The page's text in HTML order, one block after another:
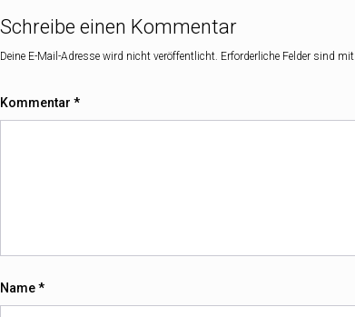
Schreibe einen Kommentar
Deine E-Mail-Adresse wird nicht veröffentlicht. Erforderliche Felder sind mit
Kommentar *
Name*